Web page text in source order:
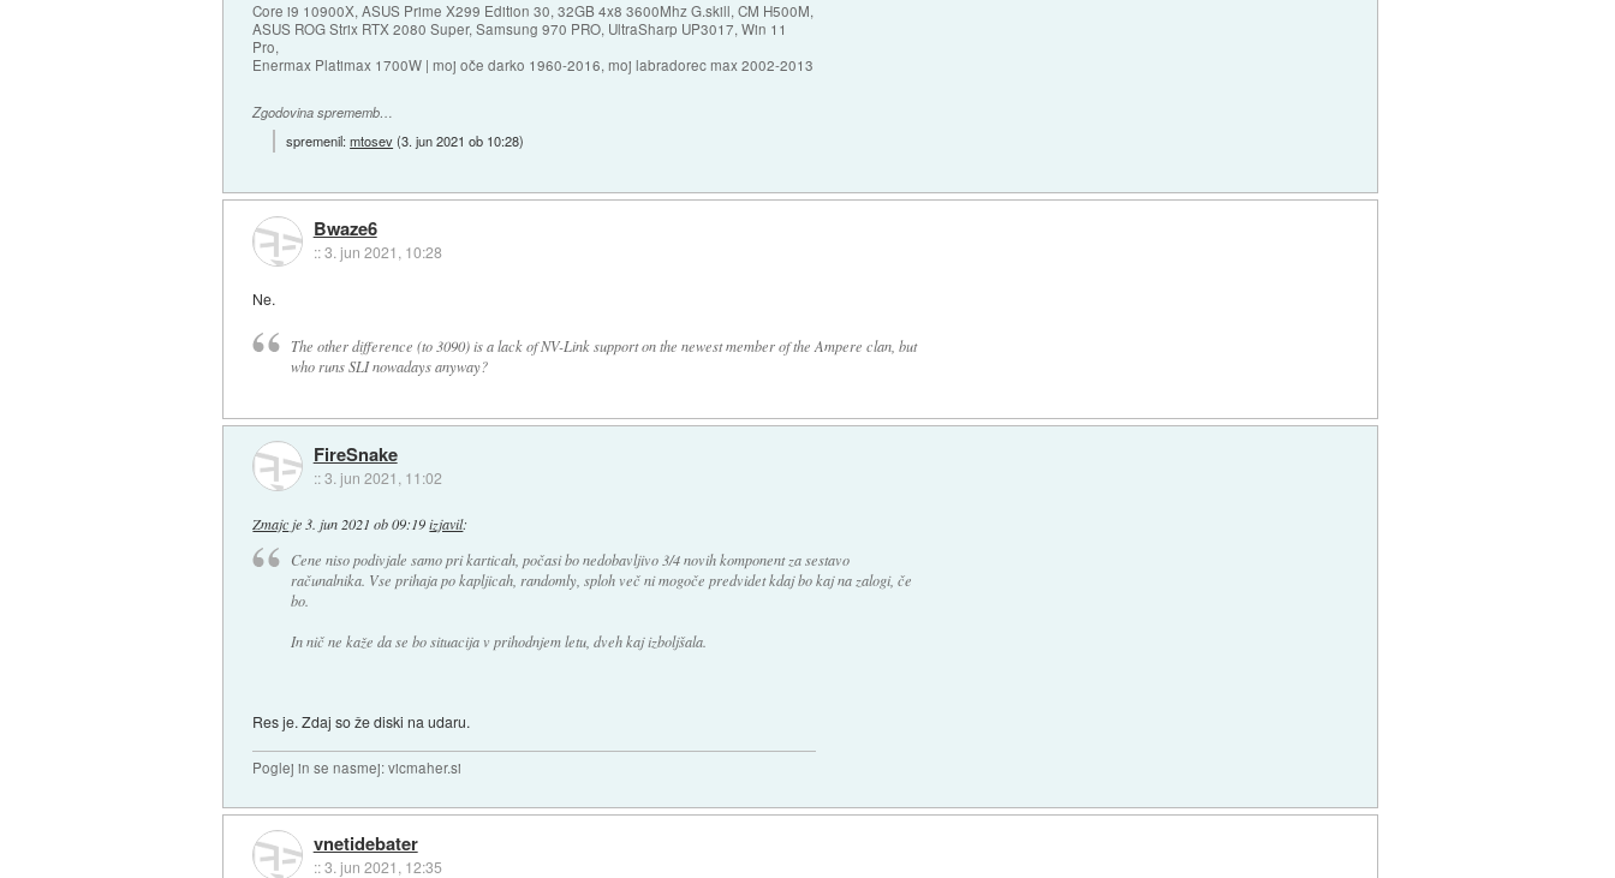
Core i9 10900X, ASUS Prime X299 Edition 30, 32GB 4x8 3600Mhz G.skill, CM H500M,
ASUS ROG Strix RTX 2080 Super, Samsung 970 PRO, UltraSharp UP3017, Win 11
Pro,
Enermax Platimax 1700W | moj oče darko 1960-2016, moj labradorec max 2002-2013
Zgodovina sprememb…
spremenil:mtosev(3. jun 2021 ob 10:28)
Bwaze6
::3. jun 2021, 10:28
Ne.
The other difference (to 3090) is a lack of NV-Link support on the newest member of the Ampere clan, but
who runs SLI nowadays anyway?
FireSnake
::3. jun 2021, 11:02
Zmajc je 3. jun 2021 ob 09:19 izjavil:
Cene niso podivjale samo pri karticah, počasi bo nedobavljivo 3/4 novih komponent za sestavo
računalnika. Vse prihaja po kapljicah, randomly, sploh več ni mogoče predvidet kdaj bo kaj na zalogi, če
bo.
In nič ne kaže da se bo situacija v prihodnjem letu, dveh kaj izboljšala.
Res je. Zdaj so že diski na udaru.
Poglej in se nasmej: vicmaher.si
vnetidebater
::3. jun 2021, 12:35